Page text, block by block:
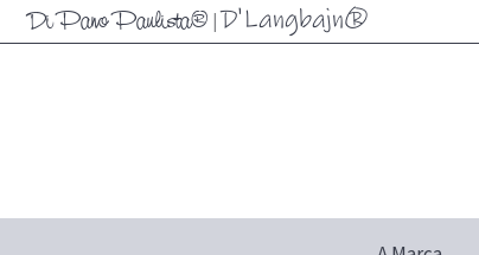
para
Di Pano Paulista® | D'Langbajn®